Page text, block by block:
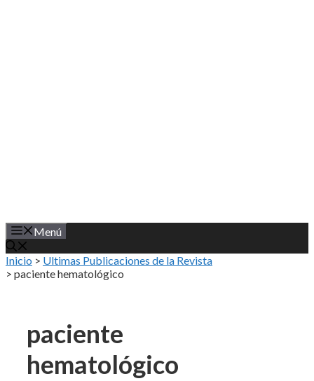
Menú
Inicio > Ultimas Publicaciones de la Revista
> paciente hematológico
paciente
hematológico